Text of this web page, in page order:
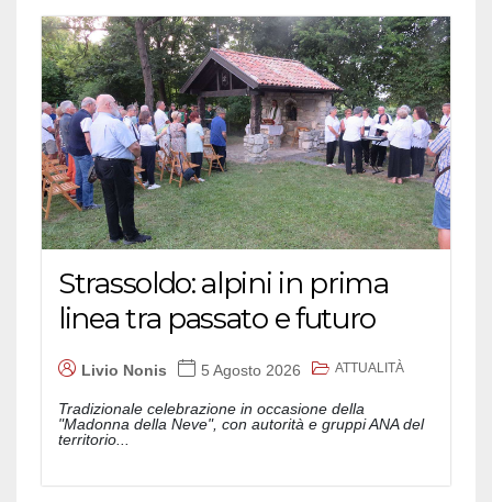
Strassoldo: alpini in prima
linea tra passato e futuro
Livio Nonis 5 Agosto 2026 ATTUALITÀ
Tradizionale celebrazione in occasione della
"Madonna della Neve", con autorità e gruppi ANA del
territorio...